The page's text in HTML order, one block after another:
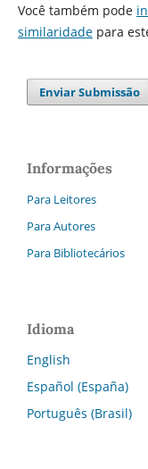
Você também pode
similaridadepara
Enviar Submissão
Informações
Para Leitores
Para Autores
Para Bibliotecários
Idioma
English
Español (España)
Português (Brasil)